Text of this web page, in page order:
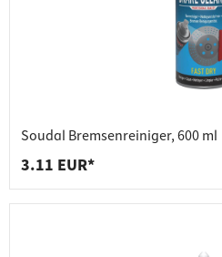
Soudal Bremsenreiniger, 600 ml
3.11 EUR*